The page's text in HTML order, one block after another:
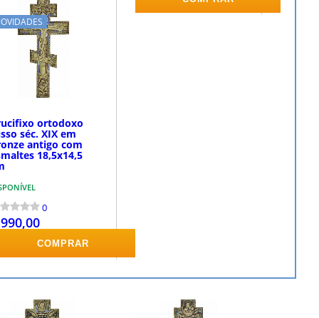
ortodoxo
séc. XIX em
antigo com
18,5x14,5
0
COMPRAR